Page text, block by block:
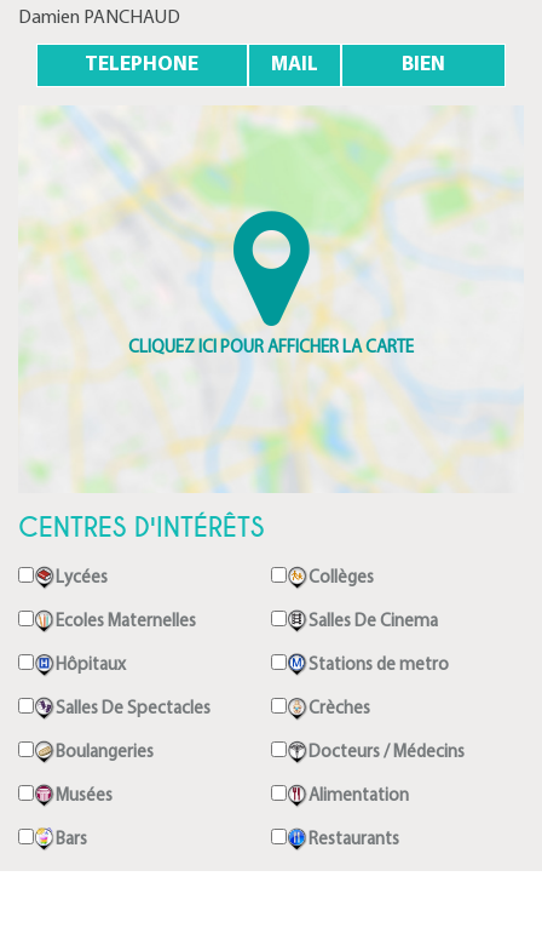
Damien PANCHAUD
TELEPHONE MAIL BIEN
CENTRES D'INTÉRÊTS
Lycées Collèges
Ecoles Maternelles Salles De Cinema
Hôpitaux Stations de metro
Salles De Spectacles Crèches
Boulangeries Docteurs / Médecins
Musées Alimentation
Bars Restaurants